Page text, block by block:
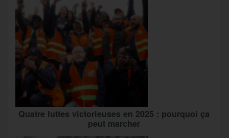
Quatre luttes victorieuses en 2025 : pourquoi ça
peut marcher